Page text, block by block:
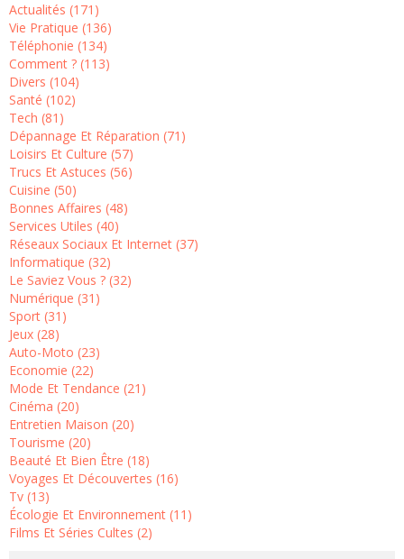
Actualités (171)
Vie Pratique (136)
Téléphonie (134)
Comment ? (113)
Divers (104)
Santé (102)
Tech (81)
Dépannage Et Réparation (71)
Loisirs Et Culture (57)
Trucs Et Astuces (56)
Cuisine (50)
Bonnes Affaires (48)
Services Utiles (40)
Réseaux Sociaux Et Internet (37)
Informatique (32)
Le Saviez Vous ? (32)
Numérique (31)
Sport (31)
Jeux (28)
Auto-Moto (23)
Economie (22)
Mode Et Tendance (21)
Cinéma (20)
Entretien Maison (20)
Tourisme (20)
Beauté Et Bien Être (18)
Voyages Et Découvertes (16)
Tv (13)
Écologie Et Environnement (11)
Films Et Séries Cultes (2)